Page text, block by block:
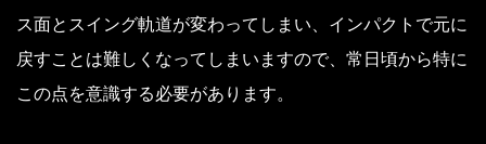
ス面とスイング軌道が変わってしまい、インパクトで元に
戻すことは難しくなってしまいますので、常日頃から特に
この点を意識する必要があります。